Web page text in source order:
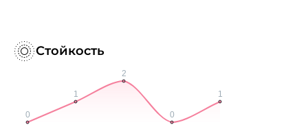
Стойкость